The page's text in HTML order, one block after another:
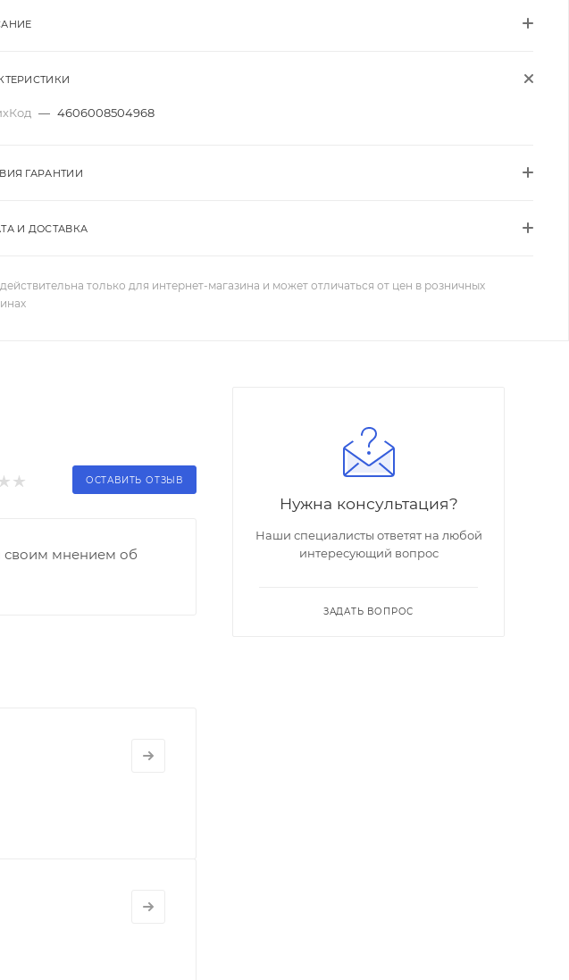
— 4606008504968
ГАРАНТИИ
И ДОСТАВКА
только для интернет-магазина и может отличаться от цен в розничных
ОСТАВИТЬ ОТЗЫВ
своим мнением об
Нужна консультация?
Наши специалисты ответят на любой
интересующий вопрос
ЗАДАТЬ ВОПРОС